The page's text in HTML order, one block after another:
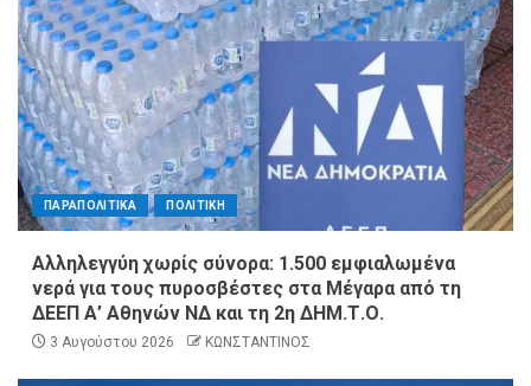
ΠΑΡΑΠΟΛΙΤΙΚΑ ΠΟΛΙΤΙΚΗ
Αλληλεγγύη χωρίς σύνορα: 1.500 εμφιαλωμένα
νερά για τους πυροσβέστες στα Μέγαρα από τη
ΔΕΕΠ Α’ Αθηνών ΝΔ και τη 2η ΔΗΜ.Τ.Ο.
3 Αυγούστου 2026 ΚΩΝΣΤΑΝΤΙΝΟΣ